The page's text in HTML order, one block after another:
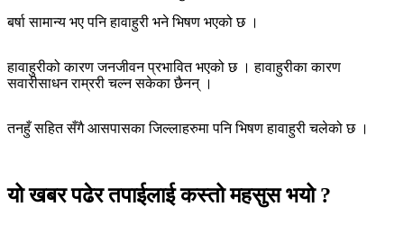
बर्षा सामान्य भए पनि हावाहुरी भने भिषण भएको छ ।
हावाहुरीको कारण जनजीवन प्रभावित भएको छ । हावाहुरीका कारण
सवारीसाधन राम्ररी चल्न सकेका छैनन् ।
तनहुँ सहित सँगै आसपासका जिल्लाहरुमा पनि भिषण हावाहुरी चलेको छ ।
यो खबर पढेर तपाईलाई कस्तो महसुस भयो ?